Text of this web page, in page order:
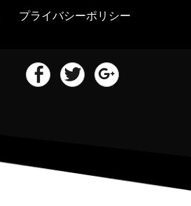
プライバシーポリシー
FacebookTwitterGoogle+